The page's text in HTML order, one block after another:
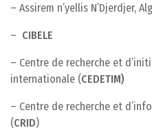
– Assirem n’yellis N’Djerdjer,
– CIBELE
– Centre de recherche et
internationale (CEDETIM)
– Centre de recherche et
(CRID)